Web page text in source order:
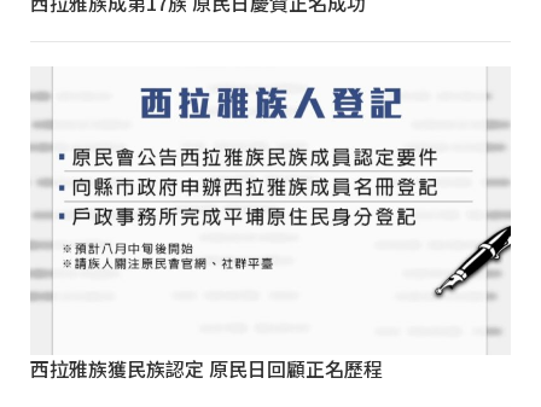
西拉雅族獲民族認定 原民日回顧正名歷程